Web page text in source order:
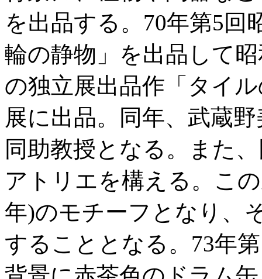
を出品する。70年第5回
輪の静物」を出品して
の独立展出品作「タイ
展に出品。同年、武蔵
同助教授となる。また
アトリエを構える。こ
年)のモチーフとなり、
することとなる。73年